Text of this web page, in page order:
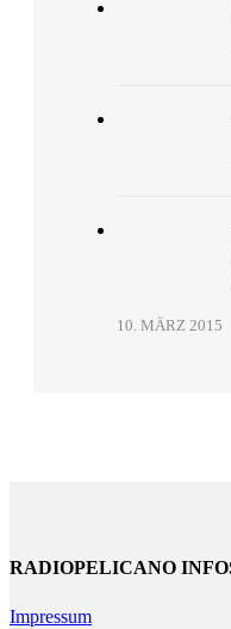
10. MÄRZ 2015
RADIOPELICANO
Impressum